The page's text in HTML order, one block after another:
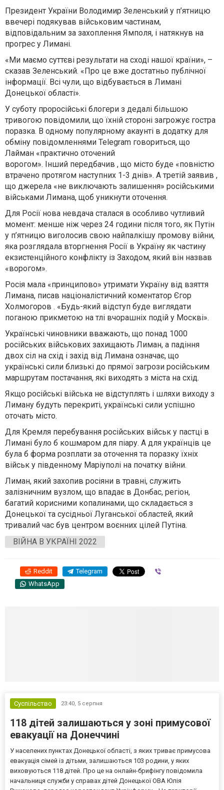
Президент України Володимир Зеленський у п’ятницю
ввечері подякував військовим частинам,
відповідальним за захоплення Ямполя, і натякнув на
прогрес у Лимані.
«Ми маємо суттєві результати на сході нашої країни», –
сказав Зеленський. «Про це вже достатньо публічної
інформації. Всі чули, що відбувається в Лимані
Донецької області».
У суботу проросійські блогери з дедалі більшою
тривогою повідомили, що їхній стороні загрожує гостра
поразка. В одному популярному акаунті в додатку для
обміну повідомленнями Telegram говориться, що
Лайман «практично оточений
ворогом». Інший передбачив , що місто буде «повністю
втрачено протягом наступних 1-3 днів». А третій заявив ,
що джерела «не виключають залишення» російськими
військами Лимана, щоб уникнути оточення.
Для Росії нова невдача сталася в особливо чутливий
момент: менше ніж через 24 години після того, як Путін
у п’ятницю виголосив свою найпалкішу промову війни,
яка розглядала вторгнення Росії в Україну як частину
екзистенційного конфлікту із Заходом, який він назвав
«ворогом».
Росія мала «принципово» утримати Україну від взяття
Лимана, писав націоналістичний коментатор Єгор
Холмогоров . «Будь-який відступ буде виглядати
поганою прикметою на тлі вчорашніх подій у Москві».
Українські чиновники вважають, що понад 1000
російських військових захищають Лиман, а падіння
двох сіл на схід і захід від Лимана означає, що
українські сили близькі до прямої загрози російським
маршрутам постачання, які виходять з міста на схід.
Якщо російські війська не відступлять і шляхи виходу з
Лиману будуть перекриті, українські сили успішно
оточать місто.
Для Кремля перебування російських військ у пастці в
Лимані було б кошмаром для піару. А для українців це
була б форма розплати за оточення та поразку їхніх
військ у південному Маріуполі на початку війни.
Лиман, який захопив росіяни в травні, служить
залізничним вузлом, що впадає в Донбас, регіон,
багатий корисними копалинами, що складається з
Донецької та сусідньої Луганської областей, який
тривалий час був центром воєнних цілей Путіна.
ВІЙНА В УКРАЇНІ 2022
Reddit Telegram
WhatsApp
Суспільство 23:40, 5 серпня
118 дітей залишаються у зоні примусової
евакуації на Донеччині
У населених пунктах Донецької області, з яких триває примусова
евакуація сімей із дітьми, залишаються 103 родини, у яких
виховуються 118 дітей. Про це на онлайн-брифінгу повідомила
начальниця служби у справах дітей Донецької ОВА Юлія